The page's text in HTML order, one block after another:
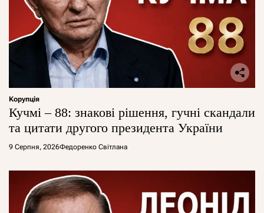
Корупція
Кучмі – 88: знакові рішення, гучні скандали
та цитати другого президента України
9 Серпня, 2026Федоренко Світлана